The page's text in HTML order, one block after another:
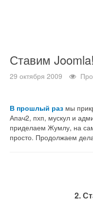
Ставим Joomla!
29 октября 2009
В прошлый раз мы
Апач2, пхп, мускул и
приделаем Жумлу, на
просто. Продолжаем
2.